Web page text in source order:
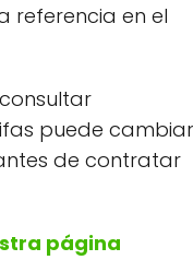
referencia en el
puede cambiar
de contratar
página